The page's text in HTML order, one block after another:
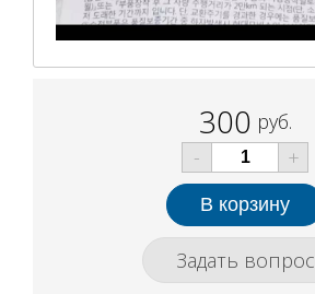
300 руб.
-
+
Задать вопрос